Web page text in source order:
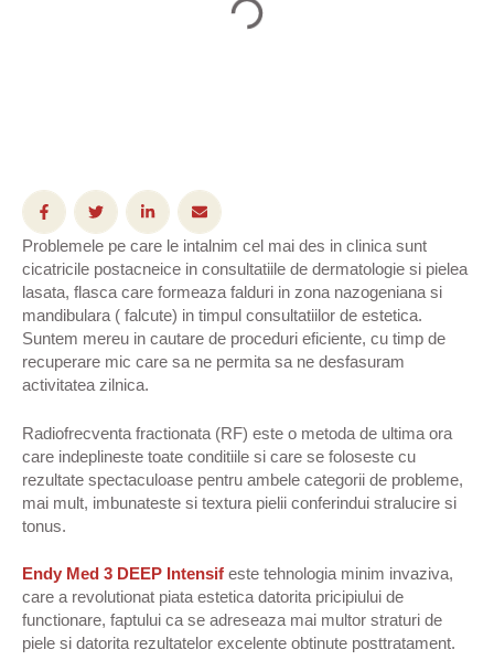
Problemele pe care le intalnim cel mai des in clinica sunt
cicatricile postacneice in consultatiile de dermatologie si pielea
lasata, flasca care formeaza falduri in zona nazogeniana si
mandibulara ( falcute) in timpul consultatiilor de estetica.
Suntem mereu in cautare de proceduri eficiente, cu timp de
recuperare mic care sa ne permita sa ne desfasuram
activitatea zilnica.
Radiofrecventa fractionata (RF) este o metoda de ultima ora
care indeplineste toate conditiile si care se foloseste cu
rezultate spectaculoase pentru ambele categorii de probleme,
mai mult, imbunateste si textura pielii conferindui stralucire si
tonus.
Endy Med 3 DEEP Intensif este tehnologia minim invaziva,
care a revolutionat piata estetica datorita pricipiului de
functionare, faptului ca se adreseaza mai multor straturi de
piele si datorita rezultatelor excelente obtinute posttratament.